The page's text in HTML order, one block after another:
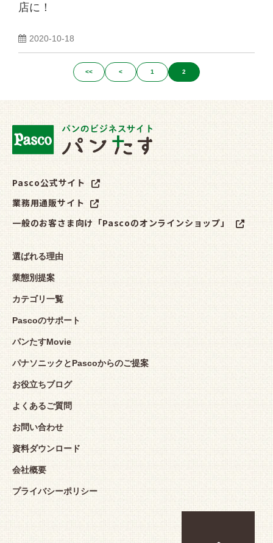
店に！
2020-10-18
<< < 1 2
Pasco公式サイト
業務用通販サイト
一般のお客さま向け「Pascoのオンラインショップ」
選ばれる理由
業態別提案
カテゴリ一覧
Pascoのサポート
パンたすMovie
パナソニックとPascoからのご提案
お役立ちブログ
よくあるご質問
お問い合わせ
資料ダウンロード
会社概要
プライバシーポリシー